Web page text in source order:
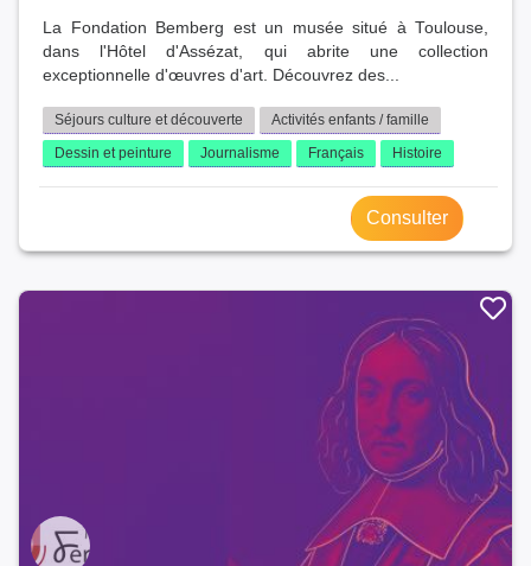
La Fondation Bemberg est un musée situé à Toulouse,
dans l'Hôtel d'Assézat, qui abrite une collection
exceptionnelle d'œuvres d'art. Découvrez des...
Séjours culture et découverte
Activités enfants / famille
Dessin et peinture
Journalisme Français Histoire
Consulter